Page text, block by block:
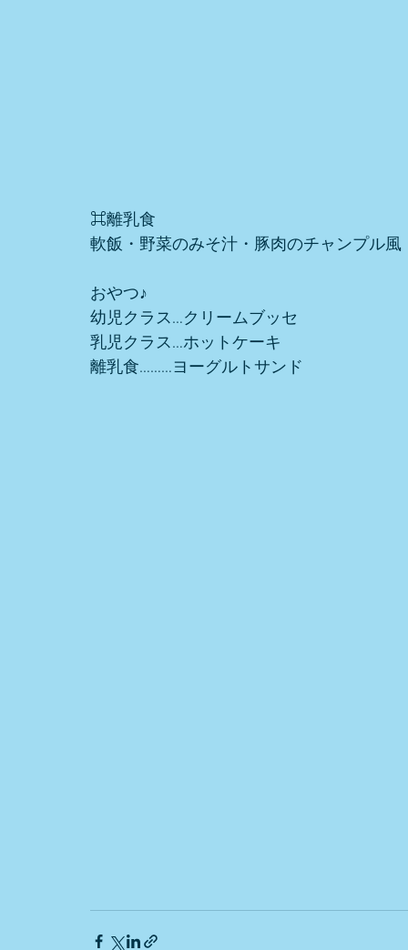
⌘離乳食
軟飯・野菜のみそ汁・豚肉のチャンプル風
おやつ♪
幼児クラス…クリームブッセ
乳児クラス…ホットケーキ
離乳食………ヨーグルトサンド